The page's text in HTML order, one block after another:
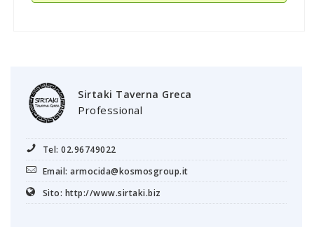
Sirtaki Taverna Greca
Professional
Tel: 02.96749022
Email: armocida@kosmosgroup.it
Sito: http://www.sirtaki.biz